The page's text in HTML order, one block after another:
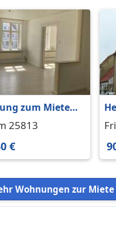
zum Mieten
940,50 € 99
25813
€
Wohnungen zur